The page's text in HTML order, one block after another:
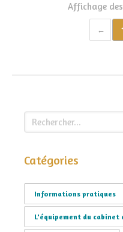
Affichage
Rechercher
Catégories
Informations pratiques
L'équipement du cabinet